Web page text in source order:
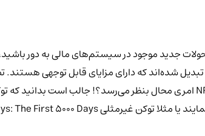
جدید موجود در سیستم‌های مالی به دور